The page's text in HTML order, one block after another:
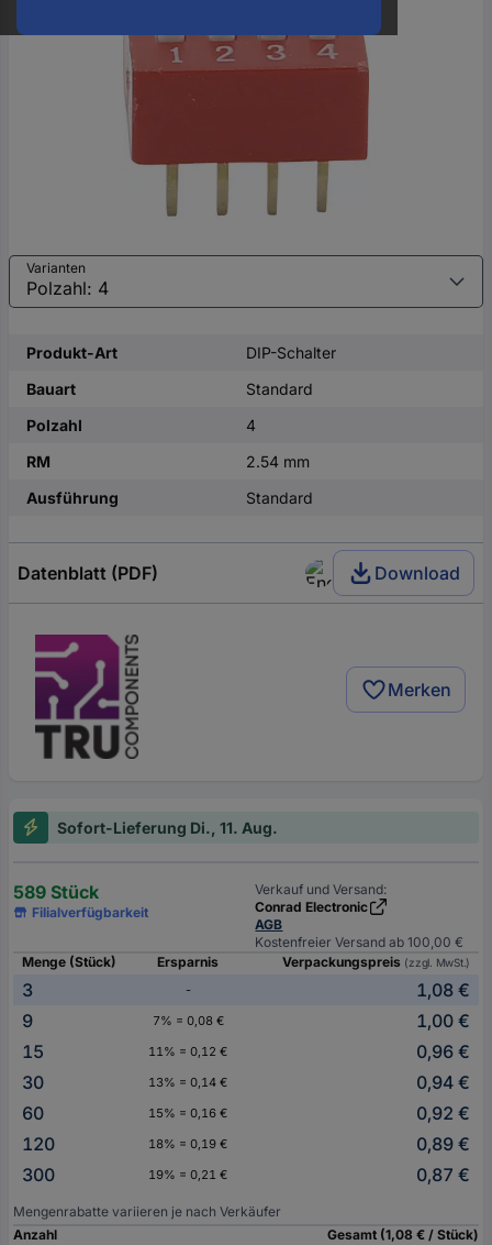
Varianten
Produkt-Art
DIP-Schalter
Bauart
Standard
Polzahl
4
RM
2.54 mm
Ausführung
Standard
Datenblatt (PDF) Download
Merken
Sofort-Lieferung Di., 11. Aug.
589 Stück
Filialverfügbarkeit
Verkauf und Versand:
Conrad Electronic
AGB
Kostenfreier Versand ab 100,00 €
Menge (Stück)
Ersparnis Verpackungspreis (zzgl. MwSt.)
3 -
1,08 €
9
7% = 0,08 €
1,00 €
15
11% = 0,12 €
0,96 €
30
13% = 0,14 €
0,94 €
60
15% = 0,16 €
0,92 €
120
18% = 0,19 €
0,89 €
300
19% = 0,21 € 0,87 €
Mengenrabatte variieren je nach Verkäufer
Anzahl
Gesamt (1,08 € / Stück)